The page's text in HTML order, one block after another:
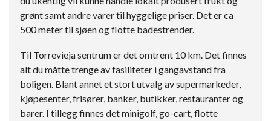
grønt samt andre varer til hyggelige priser. Det er ca
500 meter til sjøen og flotte badestrender.
Til Torrevieja sentrum er det omtrent 10 km. Det finnes
alt du måtte trenge av fasiliteter i gangavstand fra
boligen. Blant annet et stort utvalg av supermarkeder,
kjøpesenter, frisører, banker, butikker, restauranter og
barer. I tillegg finnes det minigolf, go-cart, flotte